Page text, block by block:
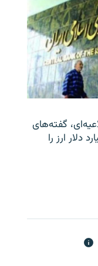
گفته‌های
درباره گم شدن ۹ میلیارد دلار ارز را